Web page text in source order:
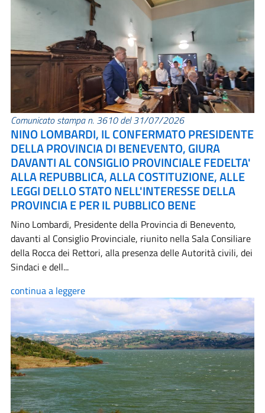
Comunicato stampa n. 3610 del 31/07/2026
NINO LOMBARDI, IL CONFERMATO PRESIDENTE
DELLA PROVINCIA DI BENEVENTO, GIURA
DAVANTI AL CONSIGLIO PROVINCIALE FEDELTA'
ALLA REPUBBLICA, ALLA COSTITUZIONE, ALLE
LEGGI DELLO STATO NELL'INTERESSE DELLA
PROVINCIA E PER IL PUBBLICO BENE
Nino Lombardi, Presidente della Provincia di Benevento,
davanti al Consiglio Provinciale, riunito nella Sala Consiliare
della Rocca dei Rettori, alla presenza delle Autorità civili, dei
Sindaci e dell...
continua a leggere